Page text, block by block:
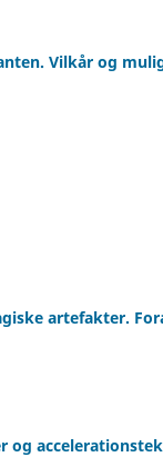
Vilkår og
artefakter.
og